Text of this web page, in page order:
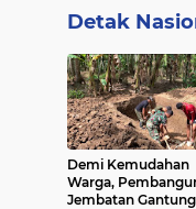
Detak
Demi Kemudahan
Warga,
Jembatan Gantung